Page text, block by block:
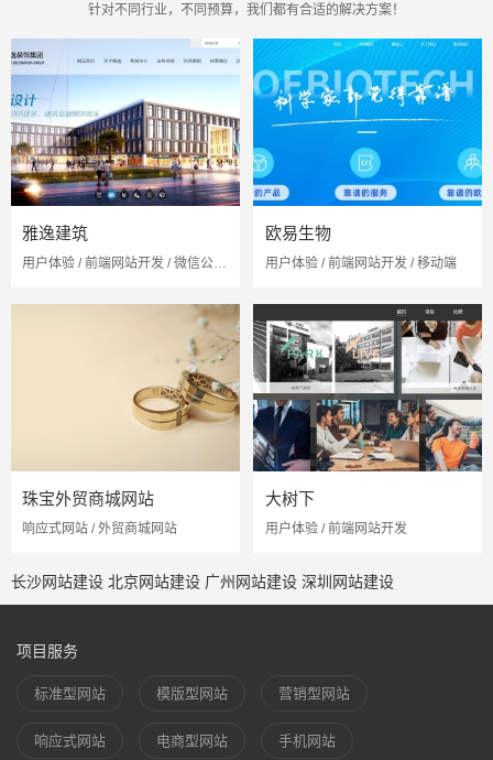
针对不同行业，不同预算，我们都有合适的解决方案！
雅逸建筑
用户体验 / 前端网站开发 / 微信公众号
欧易生物
用户体验 / 前端网站开发 / 移动端
珠宝外贸商城网站
响应式网站 / 外贸商城网站
大树下
用户体验 / 前端网站开发
长沙网站建设 北京网站建设 广州网站建设 深圳网站建设
项目服务
标准型网站 模版型网站 营销型网站
响应式网站 电商型网站 手机网站